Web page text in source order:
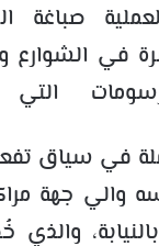
صباغة
في الشوارع
في سياق
والي جهة